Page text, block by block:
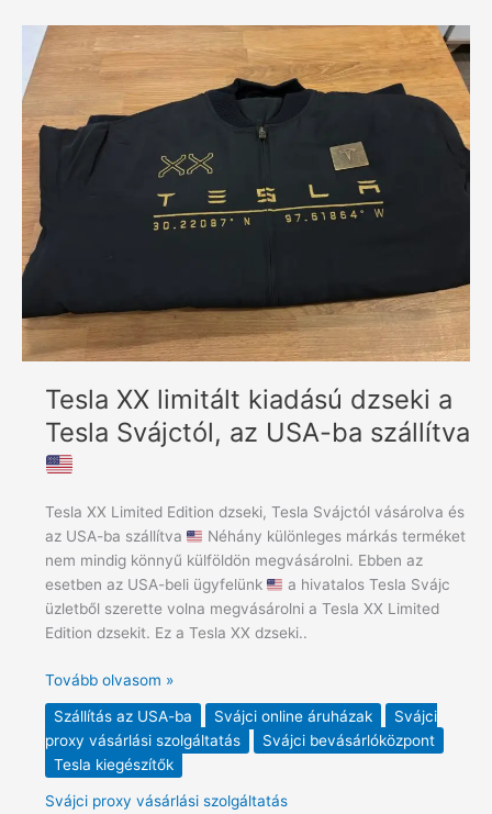
Tesla XX limitált kiadású dzseki a
Tesla Svájctól, az USA-ba szállítva
Tesla XX Limited Edition dzseki, Tesla Svájctól vásárolva és
az USA-ba szállítva
Néhány különleges márkás terméket
nem mindig könnyű külföldön megvásárolni. Ebben az
esetben az USA-beli ügyfelünk
a hivatalos Tesla Svájc
üzletből szerette volna megvásárolni a Tesla XX Limited
Edition dzsekit. Ez a Tesla XX dzseki..
Tesla
XX
Limited
Edition
dzseki
szállítva
Tovább olvasom »
Szállítás az USA-ba Svájci online áruházak
Svájci
proxy vásárlási szolgáltatás
Svájci bevásárlóközpont
Tesla kiegészítők
Svájci proxy vásárlási szolgáltatás